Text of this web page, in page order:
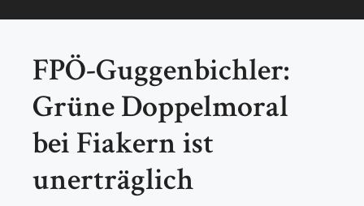
FPÖ-Guggenbichler:
Grüne Doppelmoral
bei Fiakern ist
unerträglich